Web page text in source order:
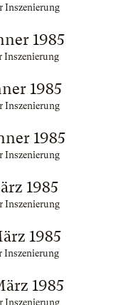
Inszenierung
1985
Inszenierung
1985
Inszenierung
1985
Inszenierung
1985
Inszenierung
1985
Inszenierung
1985
Inszenierung